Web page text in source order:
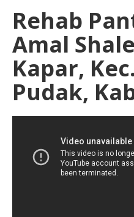
Rehab
Amal
Kapar,
Pudak,